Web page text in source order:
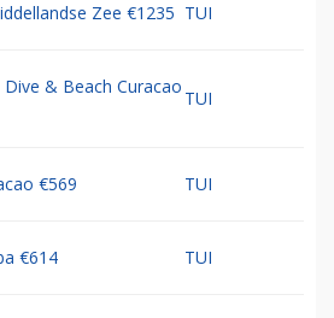
Zee €1235 TUI
& Beach Curacao
TUI
€569 TUI
€614 TUI